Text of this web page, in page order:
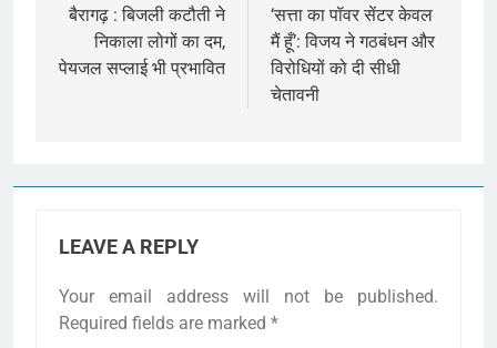
navigation
बैरागढ़ : बिजली कटौती ने
निकाला लोगों का दम,
पेयजल सप्लाई भी प्रभावित
‘सत्ता का पॉवर सेंटर केवल
मैं हूँ’: विजय ने गठबंधन और
विरोधियों को दी सीधी
चेतावनी
LEAVE A REPLY
Your email address will not be published.
Required fields are marked *